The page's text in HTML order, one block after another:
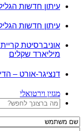
עיתון חדשות
עיתון חדשות
אוניברסיטת
מיליארד שקלים
דנציגר-אורט –
מגזין וירטואלי